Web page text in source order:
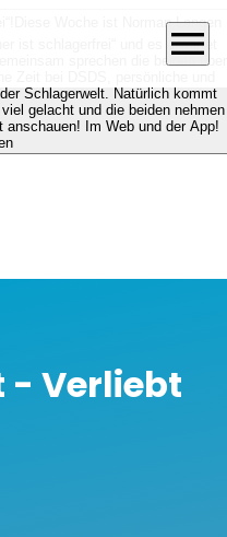
Diese Woche ist Norman Langen
ist schlagerfrei“ und es erwartet
sprechen die beiden über
Zeit bei DSDS, persönliche und
Schlagerwelt. Natürlich kommt
gelacht und die beiden nehmen
Im Web und der App!
menu
- Verliebt